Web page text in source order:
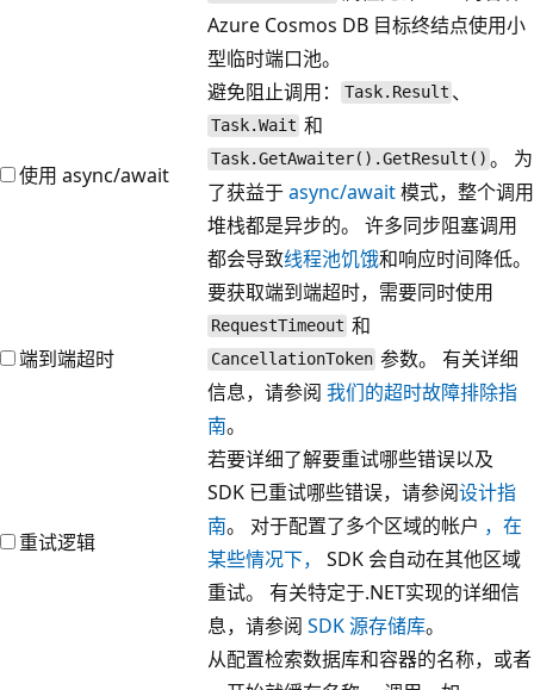
Azure Cosmos DB 目标终结点使用小
型临时端口池。
使用 async/await
避免阻止调用： Task.Result 、
Task.Wait 和
Task.GetAwaiter().GetResult() 。 为
了获益于async/await模式，整个调用
堆栈都是异步的。 许多同步阻塞调用
都会导致线程池饥饿和响应时间降低。
端到端超时
要获取端到端超时，需要同时使用
RequestTimeout 和
CancellationToken 参数。 有关详细
信息，请参阅 我们的超时故障排除指
南。
重试逻辑
若要详细了解要重试哪些错误以及
SDK 已重试哪些错误，请参阅设计指
南。 对于配置了多个区域的帐户 ，在
某些情况下，
SDK 会自动在其他区域
重试。 有关特定于.NET实现的详细信
息，请参阅 SDK 源存储库。
从配置检索数据库和容器的名称，或者